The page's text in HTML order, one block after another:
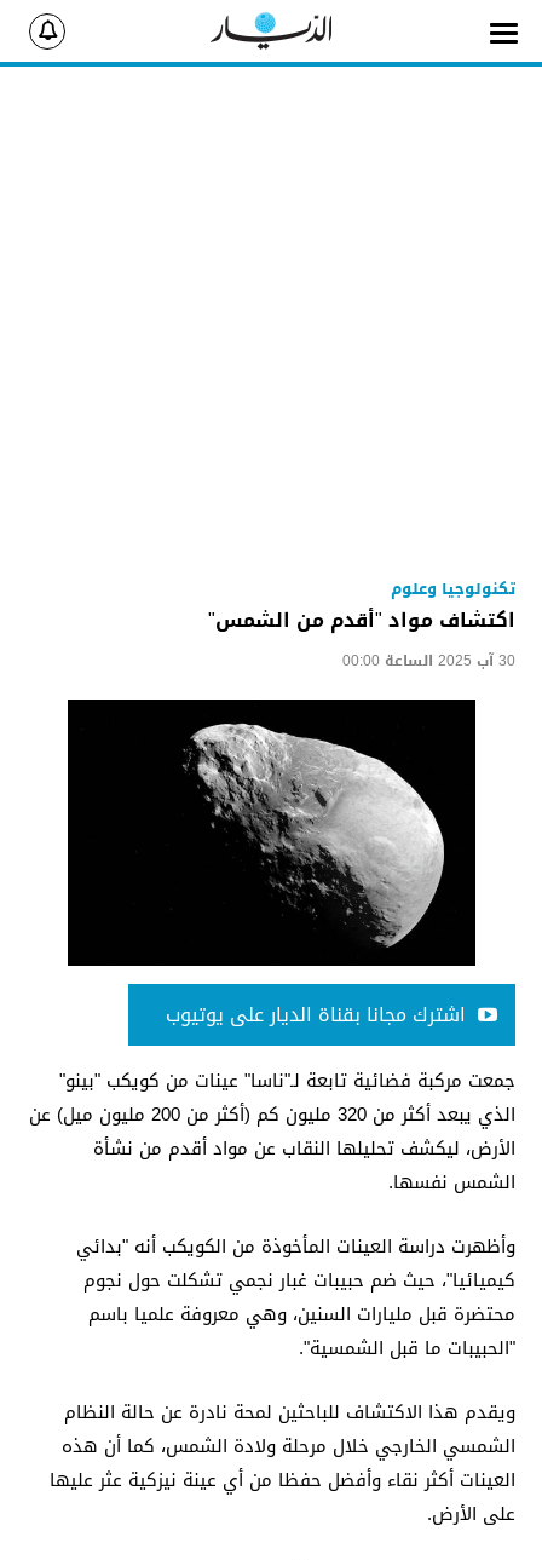
تكنولوجيا وعلوم
اكتشاف مواد "أقدم من الشمس"
30 آب 2025 الساعة 00:00
اشترك مجانا بقناة الديار على يوتيوب
جمعت مركبة فضائية تابعة لـ"ناسا" عينات من كويكب "بينو"
الذي يبعد أكثر من 320 مليون كم (أكثر من 200 مليون ميل) عن
الأرض، ليكشف تحليلها النقاب عن مواد أقدم من نشأة
الشمس نفسها.
وأظهرت دراسة العينات المأخوذة من الكويكب أنه "بدائي
كيميائيا"، حيث ضم حبيبات غبار نجمي تشكلت حول نجوم
محتضرة قبل مليارات السنين، وهي معروفة علميا باسم
"الحبيبات ما قبل الشمسية".
ويقدم هذا الاكتشاف للباحثين لمحة نادرة عن حالة النظام
الشمسي الخارجي خلال مرحلة ولادة الشمس، كما أن هذه
العينات أكثر نقاء وأفضل حفظا من أي عينة نيزكية عثر عليها
على الأرض.